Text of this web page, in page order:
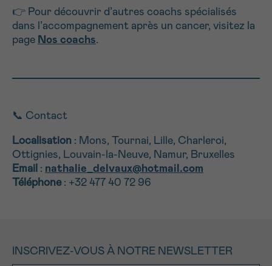
👉 Pour découvrir d’autres coachs spécialisés
dans l’accompagnement après un cancer, visitez la
page Nos coachs.
📞 Contact
Localisation : Mons, Tournai, Lille, Charleroi,
Ottignies, Louvain-la-Neuve, Namur, Bruxelles
Email
: nathalie_delvaux@hotmail.com
Téléphone: +32 477 40 72 96
INSCRIVEZ-VOUS À NOTRE NEWSLETTER